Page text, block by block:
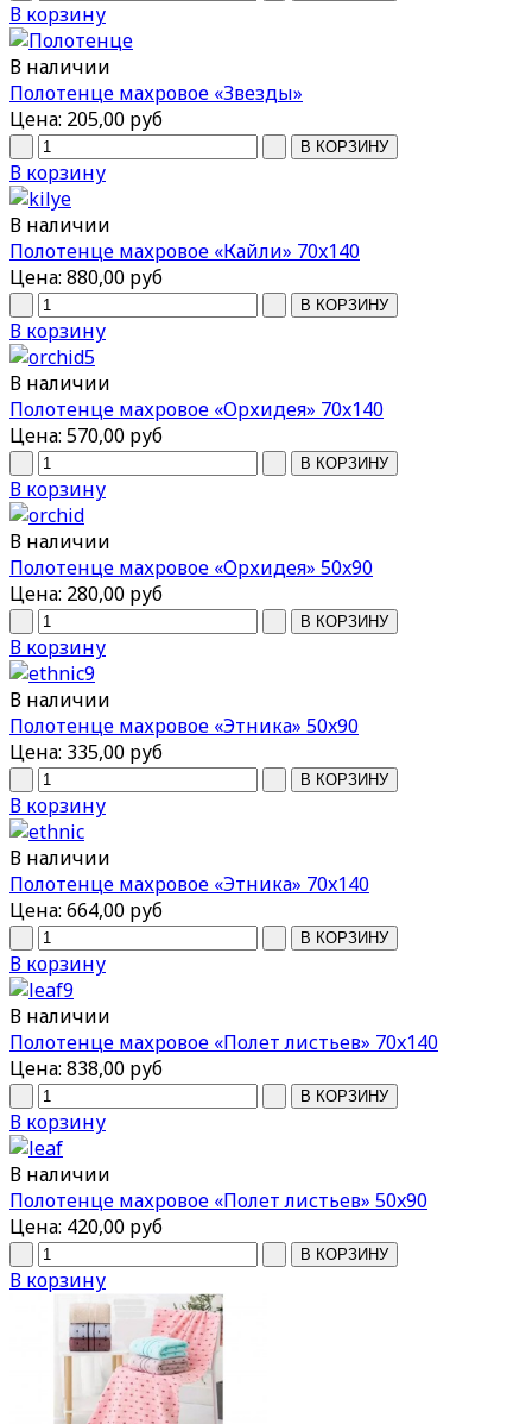
В корзину
В наличии
Полотенце махровое «Звезды»
Цена: 205,00 руб
В корзину
В наличии
Полотенце махровое «Кайли» 70x140
Цена: 880,00 руб
В корзину
В наличии
Полотенце махровое «Орхидея» 70x140
Цена: 570,00 руб
В корзину
В наличии
Полотенце махровое «Орхидея» 50x90
Цена: 280,00 руб
В корзину
В наличии
Полотенце махровое «Этника» 50x90
Цена: 335,00 руб
В корзину
В наличии
Полотенце махровое «Этника» 70x140
Цена: 664,00 руб
В корзину
В наличии
Полотенце махровое «Полет листьев» 70x140
Цена: 838,00 руб
В корзину
В наличии
Полотенце махровое «Полет листьев» 50x90
Цена: 420,00 руб
В корзину